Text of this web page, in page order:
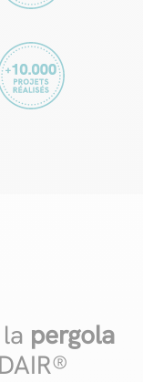
pergola